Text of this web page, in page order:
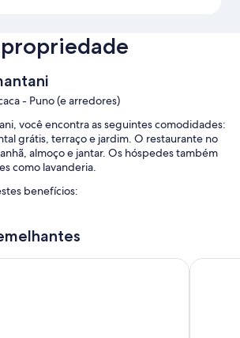
- Puno (e arredores)
você encontra as seguintes comodidades:
grátis, terraço e jardim. O restaurante no
almoço e jantar. Os hóspedes também
como lavanderia.
benefícios:
bagagem e assistência com passeios/bilhetes
INCA